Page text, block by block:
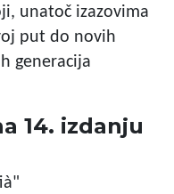
unatoč izazovima
put do novih
generacija
14. izdanju